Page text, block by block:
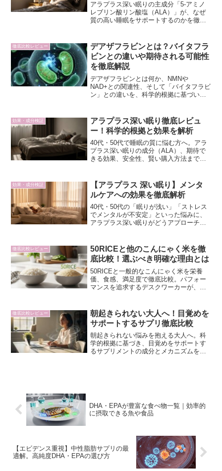
アラプラス深い眠りの主成分「5-アミノ
レブリン酸リン酸塩（ALA）」が、なぜ
質の高い睡眠をサポートするのかを徹底
ルにサポートします。
徹底比較レビュー
デアザフラビンとは？バイタフラ
ビンとの違いや期待される可能性
を徹底解説
デアザフラビンとは何か、NMNや
NAD+との関連性、そして「バイタフラビ
ン」との違いを、科学的根拠に基づいて
す。
効果・成分検証
アラプラス深い眠り徹底レビュ
ー！科学的根拠と効果を解析
40代・50代で睡眠の質に悩む方へ。アラ
プラス深い眠りの成分（ALA）、期待で
きる効果、安全性、賢い購入方法まで、
解説します。
効果・成分検証
【アラプラス 深い眠り】メンタ
ルケアへの効果を徹底解析
40代・50代の「眠りが浅い」「ストレス
でメンタルが不安定」といった悩みに、
アラプラス深い眠りがどうアプローチす
ます。
徹底比較レビュー
50RICEと他のこんにゃく米を徹
底比較！選ぶべき明確な理由とは
50RICEと一般的なこんにゃく米を栄養
価、食感、満足度で徹底比較。パフォー
マンスを追求するデスクワーカーが、な
徹底比較レビュー
朝起きられない大人へ！目覚めを
サポートするサプリ徹底比較
朝起きられない悩みを抱える大人へ。科
学的根拠に基づき、目覚めをサポートす
るサプリメントの成分とメカニズムを徹
DHA・EPAが豊富な食べ物一覧｜効率的
に摂取できる魚や食品
【エビデンス重視】中性脂肪サプリの最
適解。高純度DHA・EPAの選び方